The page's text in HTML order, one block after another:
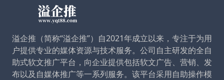
溢企推（简称“溢企推”）自2021年成立以来，专注于为用
户提供专业的媒体资源与技术服务。公司自主研发的全自
助式软文推广平台，向企业提供包括软文广告、营销、发
布以及自媒体推广等一系列服务。该平台采用自助操作模